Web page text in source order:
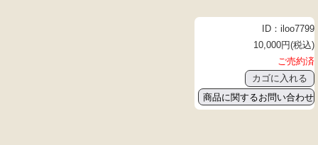
ID：iloo7799
10,000円(税込)
ご売約済
商品に関するお問い合わせ